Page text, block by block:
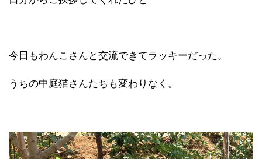
今日もわんこさんと交流できてラッキーだった。
うちの中庭猫さんたちも変わりなく。